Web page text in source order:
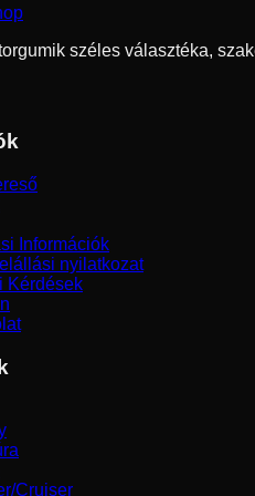
széles választéka,
Információk
nyilatkozat
Kérdések
Cruiser